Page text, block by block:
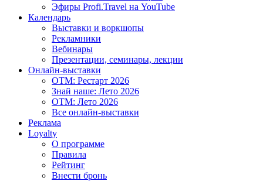
Эфиры Profi.Travel на YouTube
Календарь
Выставки и воркшопы
Рекламники
Вебинары
Презентации, семинары, лекции
Онлайн-выставки
OTM: Рестарт 2026
Знай наше: Лето 2026
OTM: Лето 2026
Все онлайн-выставки
Реклама
Loyalty
О программе
Правила
Рейтинг
Внести бронь